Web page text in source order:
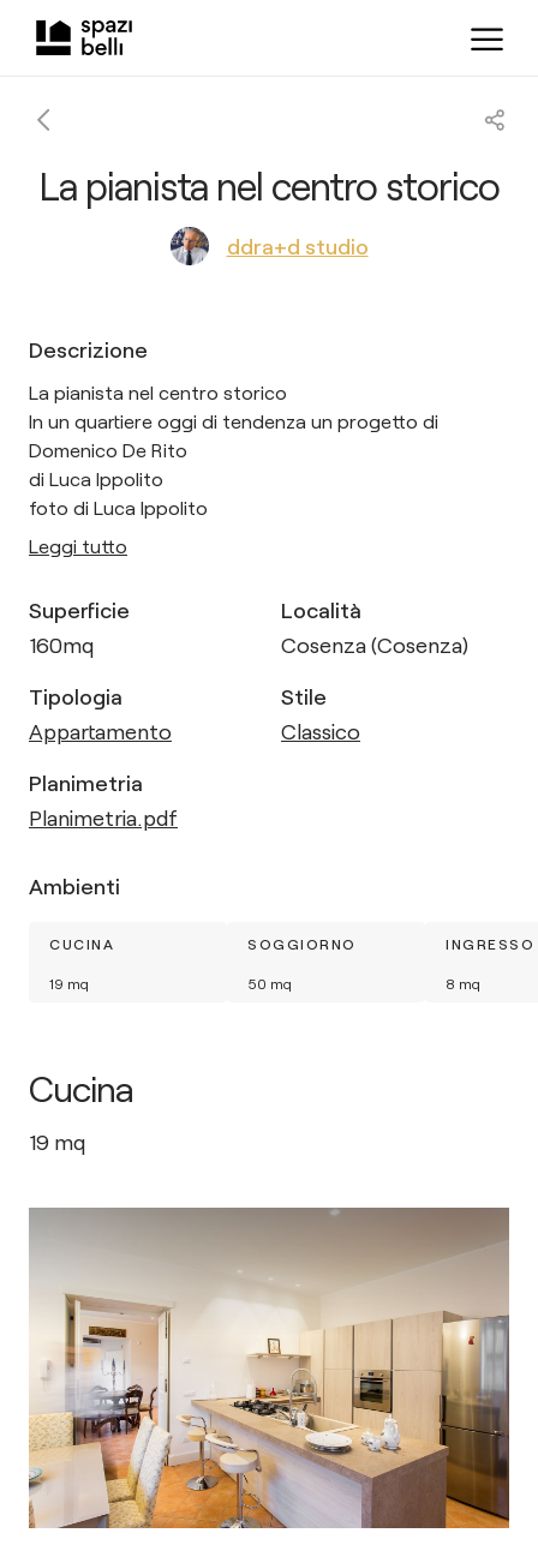
La pianista nel centro storico
ddra+d studio
Descrizione
La pianista nel centro storico
In un quartiere oggi di tendenza un progetto di
Domenico De Rito
di Luca Ippolito
foto di Luca Ippolito
Leggi tutto
Superficie
160mq
Località
Cosenza (Cosenza)
Tipologia
Appartamento
Stile
Classico
Planimetria
Planimetria.pdf
Ambienti
CUCINA
19 mq
SOGGIORNO
50 mq
INGRESSO
8 mq
Cucina
19 mq